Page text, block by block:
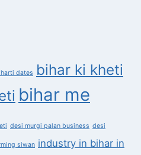
dates bihar ki kheti
bihar me
desi murgi palan business desi
siwan industry in bihar in